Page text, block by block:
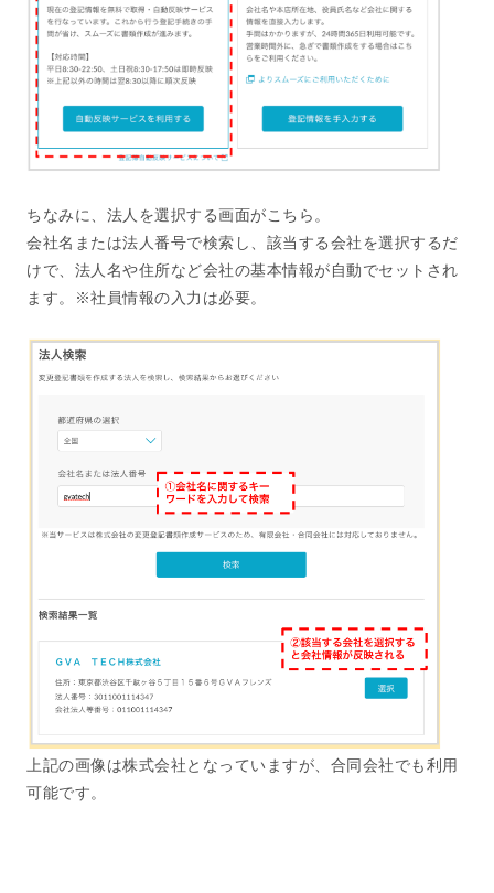
ちなみに、法人を選択する画面がこちら。
会社名または法人番号で検索し、該当する会社を選択するだ
けで、法人名や住所など会社の基本情報が自動でセットされ
ます。※社員情報の入力は必要。
上記の画像は株式会社となっていますが、合同会社でも利用
可能です。